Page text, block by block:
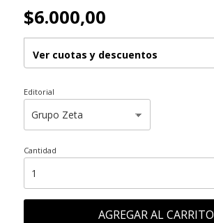
$6.000,00
Ver cuotas y descuentos
Editorial
Cantidad
AGREGAR AL CARRITO